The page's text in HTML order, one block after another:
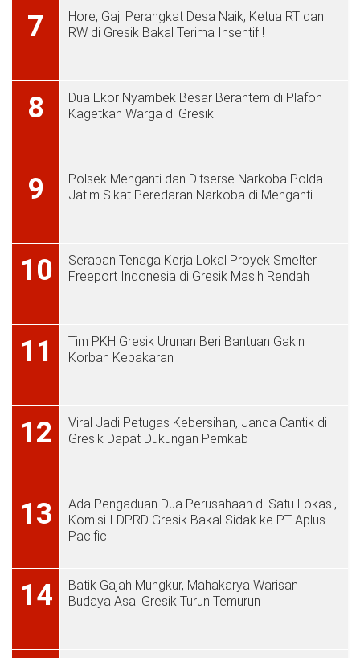
7
Hore, Gaji Perangkat Desa Naik, Ketua RT dan
RW di Gresik Bakal Terima Insentif !
8
Dua Ekor Nyambek Besar Berantem di Plafon
Kagetkan Warga di Gresik
9
Polsek Menganti dan Ditserse Narkoba Polda
Jatim Sikat Peredaran Narkoba di Menganti
10
Serapan Tenaga Kerja Lokal Proyek Smelter
Freeport Indonesia di Gresik Masih Rendah
11
Tim PKH Gresik Urunan Beri Bantuan Gakin
Korban Kebakaran
12
Viral Jadi Petugas Kebersihan, Janda Cantik di
Gresik Dapat Dukungan Pemkab
13
Ada Pengaduan Dua Perusahaan di Satu Lokasi,
Komisi I DPRD Gresik Bakal Sidak ke PT Aplus
Pacific
14
Batik Gajah Mungkur, Mahakarya Warisan
Budaya Asal Gresik Turun Temurun